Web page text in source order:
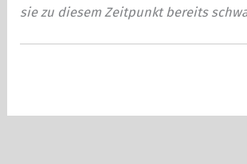
sie zu diesem Zeitpunkt bereits